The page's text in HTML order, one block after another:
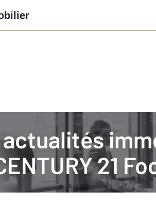
actualités
21
aux entretiens individuels car nous croyons
directrices ainsi que les objectifs globaux